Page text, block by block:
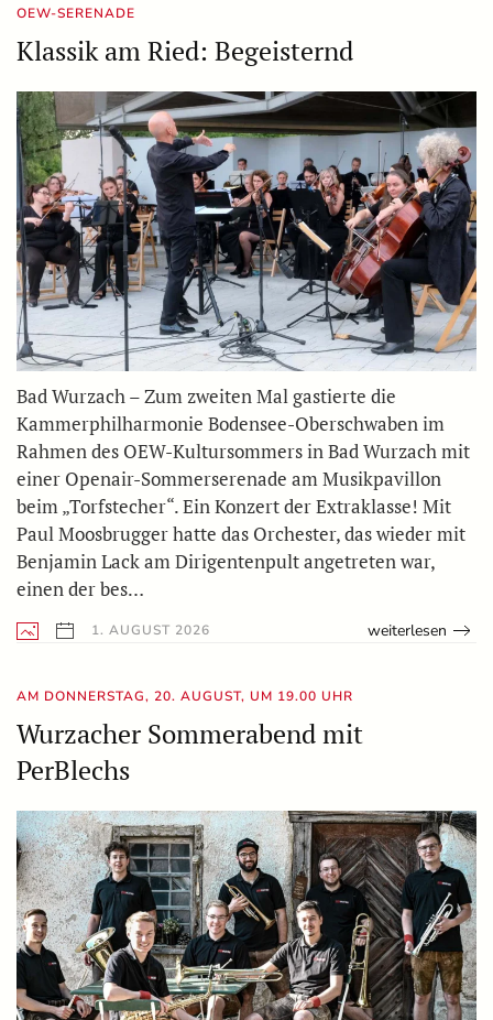
OEW-SERENADE
Klassik am Ried: Begeisternd
Bad Wurzach – Zum zweiten Mal gastierte die
Kammerphilharmonie Bodensee-Oberschwaben im
Rahmen des OEW-Kultursommers in Bad Wurzach mit
einer Openair-Sommerserenade am Musikpavillon
beim „Torfstecher“. Ein Konzert der Extraklasse! Mit
Paul Moosbrugger hatte das Orchester, das wieder mit
Benjamin Lack am Dirigentenpult angetreten war,
einen der bes…
1. AUGUST 2026 weiterlesen
AM DONNERSTAG, 20. AUGUST, UM 19.00 UHR
Wurzacher Sommerabend mit
PerBlechs